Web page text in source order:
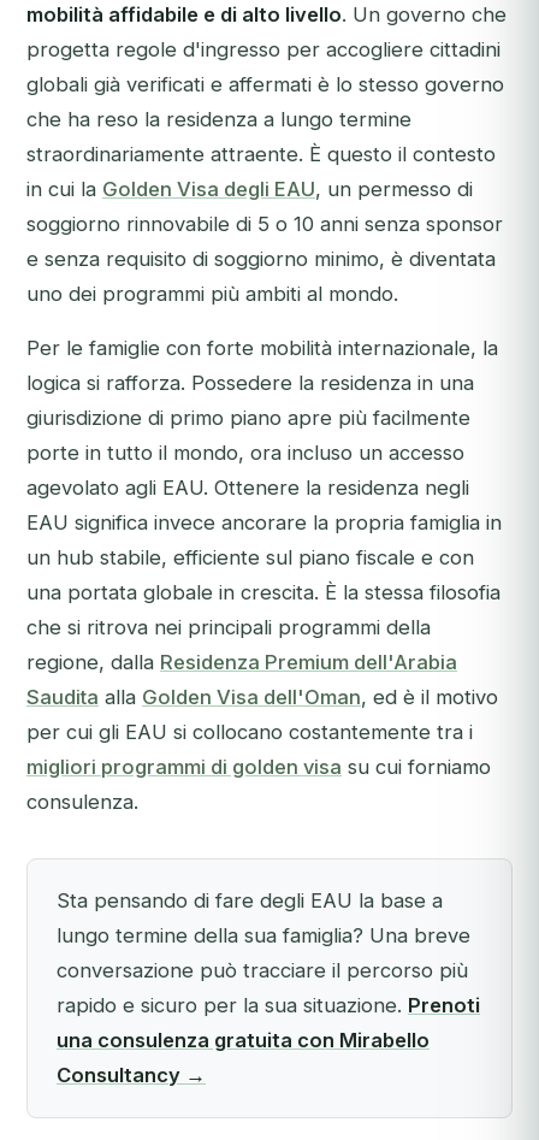
mobilità affidabile e di alto livello. Un governo che
progetta regole d'ingresso per accogliere cittadini
globali già verificati e affermati è lo stesso governo
che ha reso la residenza a lungo termine
straordinariamente attraente. È questo il contesto
in cui la Golden Visa degli EAU, un permesso di
soggiorno rinnovabile di 5 o 10 anni senza sponsor
e senza requisito di soggiorno minimo, è diventata
uno dei programmi più ambiti al mondo.
Per le famiglie con forte mobilità internazionale, la
logica si rafforza. Possedere la residenza in una
giurisdizione di primo piano apre più facilmente
porte in tutto il mondo, ora incluso un accesso
agevolato agli EAU. Ottenere la residenza negli
EAU significa invece ancorare la propria famiglia in
un hub stabile, efficiente sul piano fiscale e con
una portata globale in crescita. È la stessa filosofia
che si ritrova nei principali programmi della
regione, dalla Residenza Premium dell'Arabia
Saudita alla Golden Visa dell'Oman, ed è il motivo
per cui gli EAU si collocano costantemente tra i
migliori programmi di golden visa su cui forniamo
consulenza.
Sta pensando di fare degli EAU la base a
lungo termine della sua famiglia? Una breve
conversazione può tracciare il percorso più
rapido e sicuro per la sua situazione. Prenoti
una consulenza gratuita con Mirabello
Consultancy →